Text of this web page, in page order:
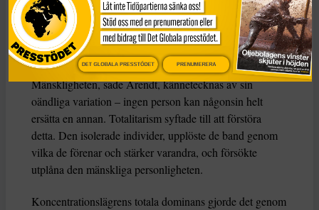
historiska ”lagar” genom att med våld omforma de
människor de styrde.
Totalitarism vill isolera individer
Mänskligheten, sade Arendt, kännetecknas av sin
oändliga variation – ingen person kan någonsin helt
ersätta en annan. Totalitarism syftade till att förstöra
detta. Den isolerade individer, upplöste de band genom
vilka de förenar och stärker varandra, och försökte
utplåna den mänskliga personligheten.
Koncentrationslägrens totala dominans gjorde det genom
DET GLOBALA PRESSTÖDET PRENUMERERA